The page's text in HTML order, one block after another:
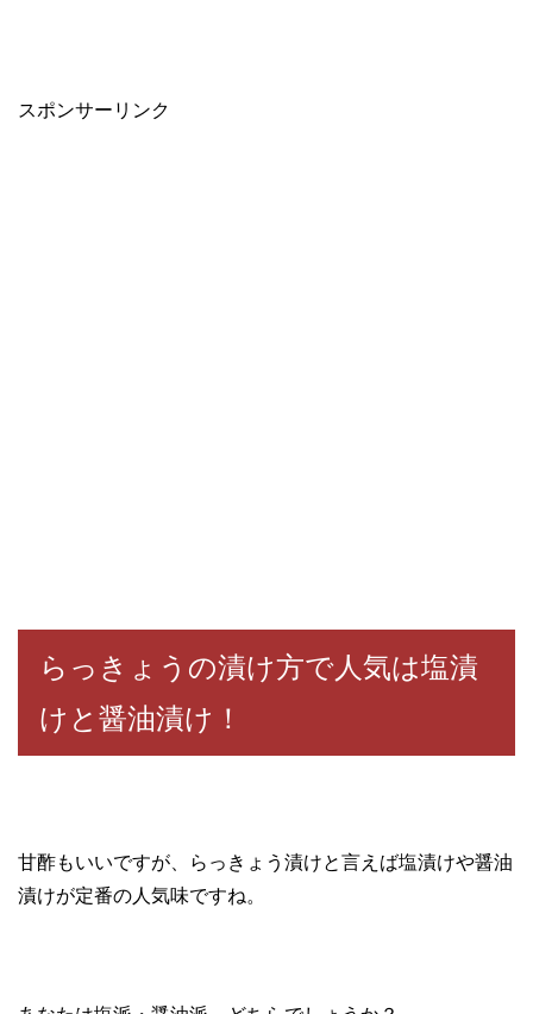
スポンサーリンク
らっきょうの漬け方で人気は塩漬
けと醤油漬け！
甘酢もいいですが、らっきょう漬けと言えば塩漬けや醤油
漬けが定番の人気味ですね。